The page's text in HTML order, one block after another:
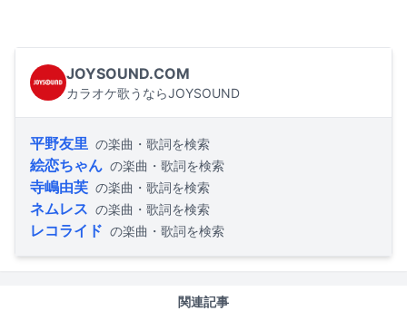
JOYSOUND.COM
カラオケ歌うならJOYSOUND
平野友里 の楽曲・歌詞を検索
絵恋ちゃん の楽曲・歌詞を検索
寺嶋由芙 の楽曲・歌詞を検索
ネムレス の楽曲・歌詞を検索
レコライド の楽曲・歌詞を検索
関連記事